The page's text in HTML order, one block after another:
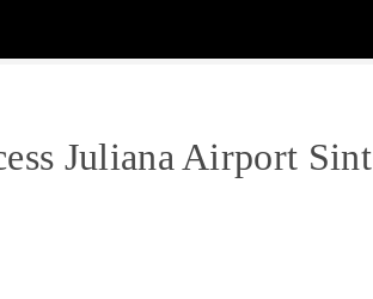
Juliana Airport Sint